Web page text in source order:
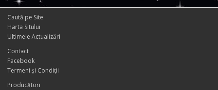
Caută pe Site
Harta Sitului
Ultimele Actualizări
Contact
Facebook
Termeni și Condiţii
Producători